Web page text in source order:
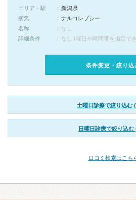
エリア・駅
新潟県
病気
ナルコレプシー
名称
なし
詳細条件
なし (曜日や時間帯を指定で
条件変更・絞り込
土曜日診療で絞り込む
日曜日診療で絞り込む
口コミ検索はこち